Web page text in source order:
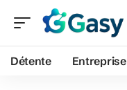
Détente Entreprise